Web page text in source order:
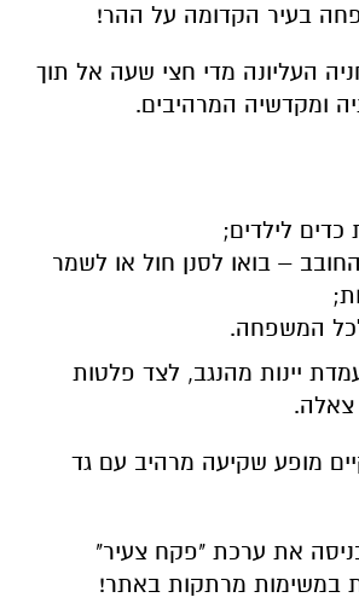
בעיר הקדומה על ההר!
העליונה מדי חצי שעה אל תוך
ומקדשיה המרהיבים.
לילדים;
– בואו לסנן חול או לשמר
המשפחה.
יינות מהנגב, לצד פלטות
צאלה.
17:00 יתקיים מופע שקיעה מרהיב עם גד
את ערכת "פקח צעיר"
במשימות מרתקות באתר!